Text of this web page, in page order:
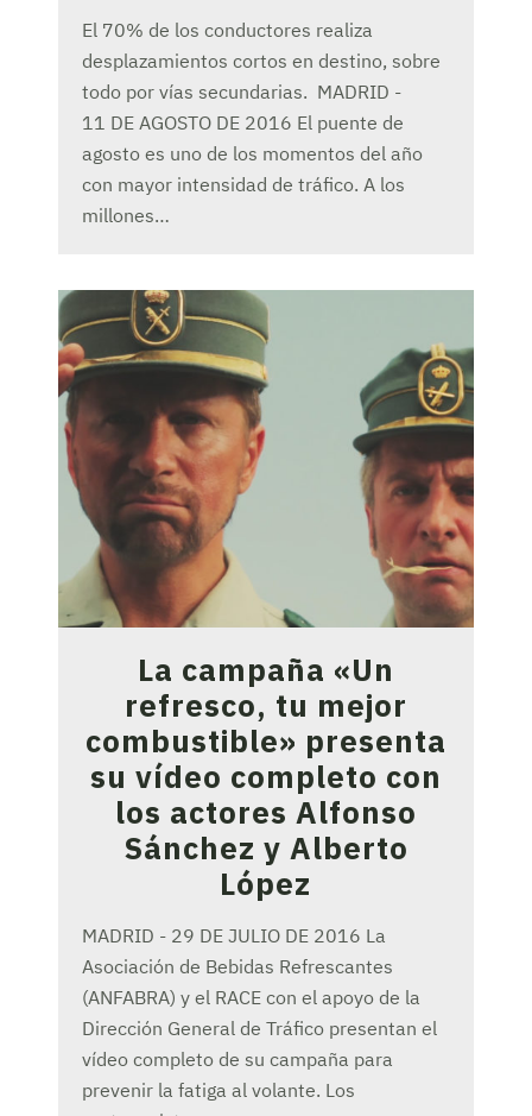
El 70% de los conductores realiza
desplazamientos cortos en destino, sobre
todo por vías secundarias. MADRID -
11 DE AGOSTO DE 2016 El puente de
agosto es uno de los momentos del año
con mayor intensidad de tráfico. A los
millones…
La campaña «Un
refresco, tu mejor
combustible» presenta
su vídeo completo con
los actores Alfonso
Sánchez y Alberto
López
MADRID - 29 DE JULIO DE 2016 La
Asociación de Bebidas Refrescantes
(ANFABRA) y el RACE con el apoyo de la
Dirección General de Tráfico presentan el
vídeo completo de su campaña para
prevenir la fatiga al volante. Los